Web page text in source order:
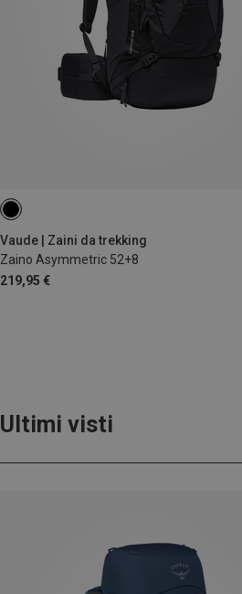
Vaude | Zaini da trekking
Zaino Asymmetric 52+8
219,95 €
60L
Ultimi visti